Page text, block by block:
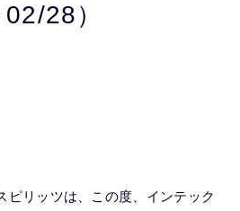
28）
ピリッツは、この度、インテック